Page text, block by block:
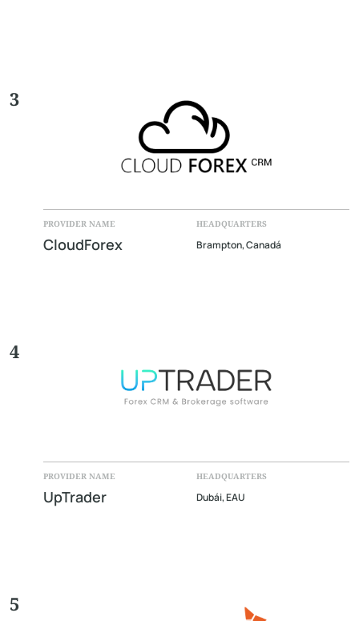
3
PROVIDER NAME
CloudForex
HEADQUARTERS
Brampton, Canadá
4
PROVIDER NAME
UpTrader
HEADQUARTERS
Dubái, EAU
5